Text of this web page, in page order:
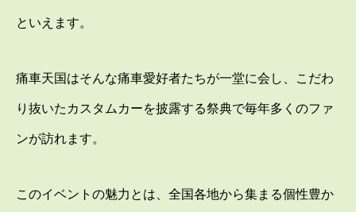
といえます。
痛車天国はそんな痛車愛好者たちが一堂に会し、こだわ
り抜いたカスタムカーを披露する祭典で毎年多くのファ
ンが訪れます。
このイベントの魅力とは、全国各地から集まる個性豊か